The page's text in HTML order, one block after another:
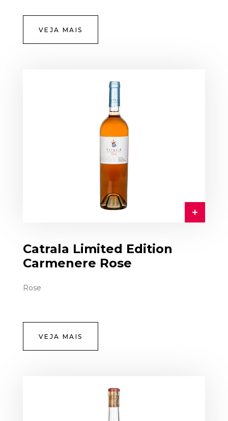
VEJA MAIS
Catrala Limited Edition
Carmenere Rose
Rose
VEJA MAIS